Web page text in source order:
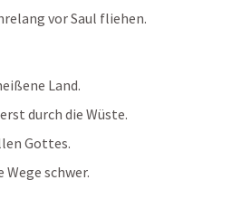
vor Saul fliehen.
Land.
durch die Wüste.
Gottes.
Wege schwer.